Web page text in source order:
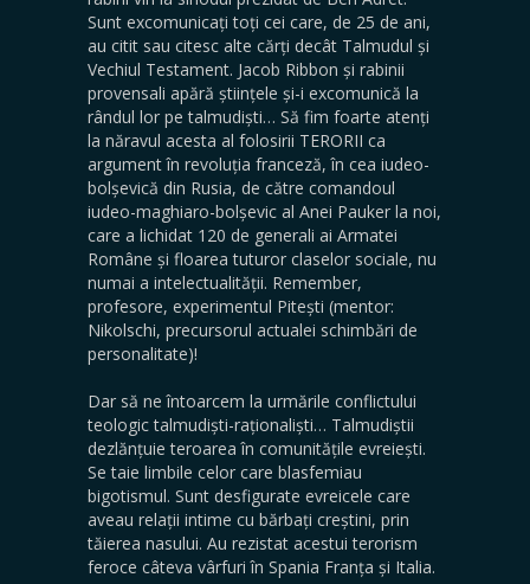
Sunt excomunicați toți cei care, de 25 de ani,
au citit sau citesc alte cărți decât Talmudul și
Vechiul Testament. Jacob Ribbon și rabinii
provensali apără științele și-i excomunică la
rândul lor pe talmudiști… Să fim foarte atenți
la năravul acesta al folosirii TERORII ca
argument în revoluția franceză, în cea iudeo-
bolșevică din Rusia, de către comandoul
iudeo-maghiaro-bolșevic al Anei Pauker la noi,
care a lichidat 120 de generali ai Armatei
Române și floarea tuturor claselor sociale, nu
numai a intelectualității. Remember,
profesore, experimentul Pitești (mentor:
Nikolschi, precursorul actualei schimbări de
personalitate)!
Dar să ne întoarcem la urmările conflictului
teologic talmudiști-raționaliști… Talmudiștii
dezlănțuie teroarea în comunitățile evreiești.
Se taie limbile celor care blasfemiau
bigotismul. Sunt desfigurate evreicele care
aveau relații intime cu bărbați creștini, prin
tăierea nasului. Au rezistat acestui terorism
feroce câteva vârfuri în Spania Franța și Italia.